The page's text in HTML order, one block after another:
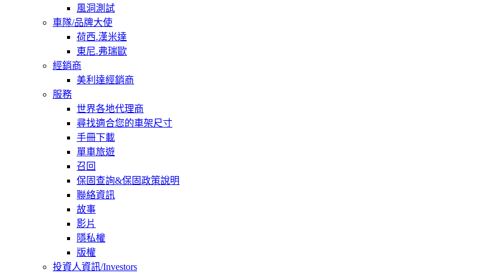
風洞測試
車隊/品牌大使
荷西.漢米達
東尼.弗瑞歐
經銷商
美利達經銷商
服務
世界各地代理商
尋找適合您的車架尺寸
手冊下載
單車旅遊
召回
保固查詢&保固政策說明
聯絡資訊
故事
影片
隱私權
版權
投資人資訊/Investors